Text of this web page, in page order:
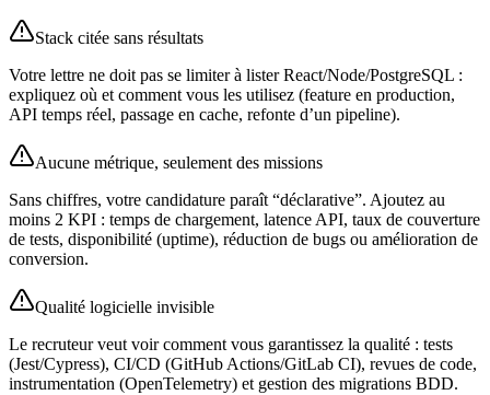
Stack citée sans résultats
Votre lettre ne doit pas se limiter à lister React/Node/PostgreSQL :
expliquez où et comment vous les utilisez (feature en production,
API temps réel, passage en cache, refonte d’un pipeline).
Aucune métrique, seulement des missions
Sans chiffres, votre candidature paraît “déclarative”. Ajoutez au
moins 2 KPI : temps de chargement, latence API, taux de couverture
de tests, disponibilité (uptime), réduction de bugs ou amélioration de
conversion.
Qualité logicielle invisible
Le recruteur veut voir comment vous garantissez la qualité : tests
(Jest/Cypress), CI/CD (GitHub Actions/GitLab CI), revues de code,
instrumentation (OpenTelemetry) et gestion des migrations BDD.